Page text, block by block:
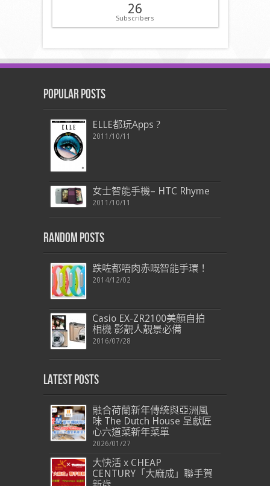
26
Subscribers
Popular Posts
ELLE都玩Apps ?
2011/10/11
女士智能手機– HTC Rhyme
2011/10/11
Random Posts
跌咗都唔肉赤嘅智能手環！
2014/12/02
Casio EX-ZR2100美顏自拍
相機 影靚人靚景必備
2016/07/28
Latest Posts
融合荷蘭新年傳統與亞洲風
味 The Dutch House 呈獻匠
心六道菜新年菜單
2026/01/27
大快活 x CHEAP
CENTURY「大麻成」聯手賀